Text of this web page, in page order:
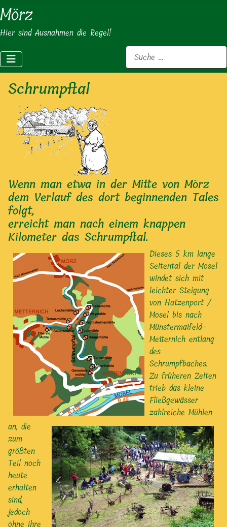
Mörz
Hier sind Ausnahmen die Regel!
Suchen
Schrumpftal
Wenn man etwa in der Mitte von Mörz
dem Verlauf des dort beginnenden Tales
folgt,
erreicht man nach einem knappen
Kilometer das Schrumpftal.
Dieses 5 km lange
Seitental der Mosel
windet sich mit
leichter Steigung
von Hatzenport /
Mosel bis nach
Münstermaifeld-
Metternich entlang
des
Schrumpfbaches.
Zu früheren Zeiten
trieb das kleine
Fließgewässer
zahlreiche Mühlen
an, die
zum
größten
Teil noch
heute
erhalten
sind,
jedoch